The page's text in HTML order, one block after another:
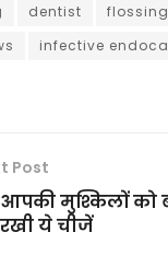
dentist flossing
infective
Post
आपकी मुश्किलों को
रखी ये चीजें